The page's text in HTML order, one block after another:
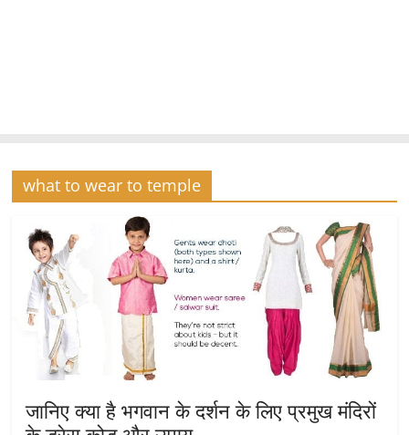
what to wear to temple
जानिए क्या है भगवान के दर्शन के लिए प्रमुख मंदिरों